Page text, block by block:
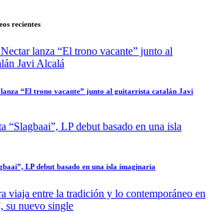
recientes
“El trono vacante” junto al guitarrista catalán Javi
LP debut basado en una isla imaginaria